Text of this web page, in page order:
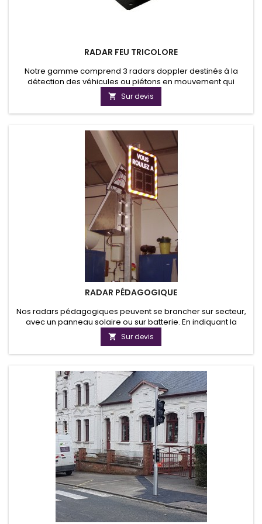
RADAR FEU TRICOLORE
Notre gamme comprend 3 radars doppler destinés à la
détection des véhicules ou piétons en mouvement qui
permettent en autres, l'appel ou la prolongation de phase de
couleur des feux tricolores. Les feux triclores deviennent donc
des feux intelligent en sanctionnant les automobilistes qui ne
ou...
 Sur devis
RADAR PÉDAGOGIQUE
Nos radars pédagogiques peuvent se brancher sur secteur,
avec un panneau solaire ou sur batterie. En indiquant la
vitesse des automobilistes, nos radars contribuent à
renforcer la sécurité routière. Clean Energy Products est
fournisseur de radar pédagogique dans le Nord Pas De
sont robustes et...
 Sur devis